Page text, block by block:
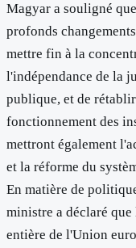
Magyar a souligné
profonds
mettre fin à la
l'indépendance de la
publique, et de
fonctionnement des
mettront également
et la réforme du
En matière de
ministre a déclaré
entière de l'Union